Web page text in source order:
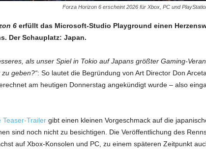
Forza Horizon 6 erscheint 2026 für Xbox, PC und
6erfüllt das Microsoft-Studio Playground einen
Der Schauplatz: Japan.
als unser Spiel in Tokio auf Japans größter Gaming-
geben?“: So lautet die Begründung von Art Director Don
am heutigen Donnerstag angekündigt wurde – also
Teaser-Trailergibt einen kleinen Vorgeschmack auf die
sind noch nicht zu besichtigen. Die Veröffentlichung des
auf Xbox-Konsolen und PC, zu einem späteren Zeitpunkt